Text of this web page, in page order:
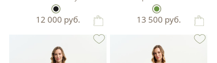
12 000 руб. 13 500 руб.